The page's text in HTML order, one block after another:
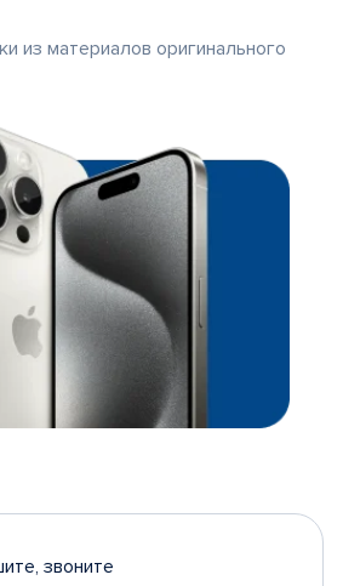
из материалов оригинального
звоните